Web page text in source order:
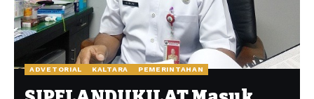
ADVETORIAL KALTARA PEMERINTAHAN